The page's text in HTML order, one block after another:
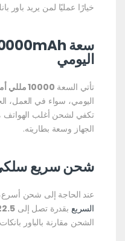
خيارًا عمليًا لمن يريد باور
اليومي
تأتي السعة 10000 مللي أمبير
اليومي، سواء في العمل،
تكفي لشحن أغلب الهواتف
الجهاز وسعة بطاريته.
شحن سريع سلكي حتى
عند الحاجة إلى شحن
السريع بقدرة تصل إلى22.5
الشحن مقارنة بالباور بانكات